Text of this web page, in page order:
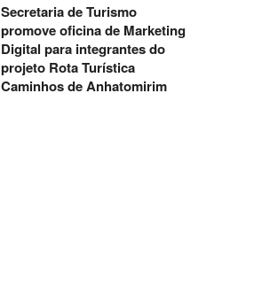
Secretaria de Turismo
promove oficina de Marketing
Digital para integrantes do
projeto Rota Turística
Caminhos de Anhatomirim